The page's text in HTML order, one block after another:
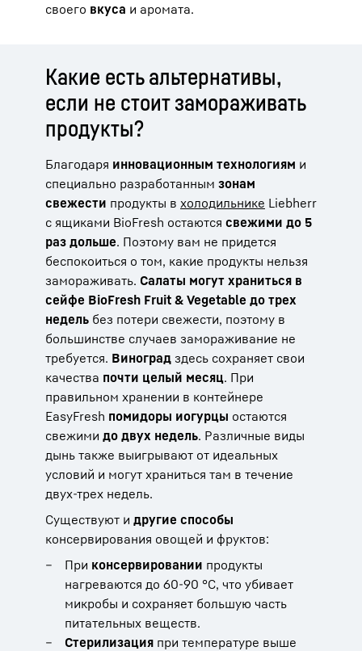
своего вкуса и аромата.
Какие есть альтернативы,
если не стоит замораживать
продукты?
Благодаря инновационным технологиям и
специально разработанным зонам
свежести продукты в холодильнике Liebherr
с ящиками BioFresh остаются свежими до 5
раз дольше. Поэтому вам не придется
беспокоиться о том, какие продукты нельзя
замораживать. Салаты могут храниться в
сейфе BioFresh Fruit & Vegetable до трех
недель без потери свежести, поэтому в
большинстве случаев замораживание не
требуется. Виноград здесь сохраняет свои
качества почти целый месяц. При
правильном хранении в контейнере
EasyFresh помидоры иогурцы остаются
свежими до двух недель. Различные виды
дынь также выигрывают от идеальных
условий и могут храниться там в течение
двух-трех недель.
Существуют и другие способы
консервирования овощей и фруктов:
При консервировании продукты
нагреваются до 60-90 °C, что убивает
микробы и сохраняет большую часть
питательных веществ.
Стерилизация при температуре выше